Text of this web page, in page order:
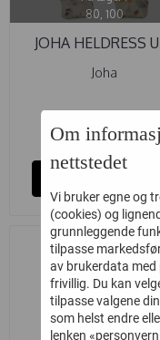
80, 100
JOHA HELDRESS
FLORA ...
Joha
449,- 269,-
Om
nettstedet
Vi bruker egne og
(cookies) og
grunnleggende
tilpasse
av brukerdata med
frivillig. Du kan
tilpasse valgene
som helst endre
lenken